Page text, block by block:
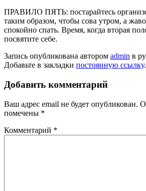
ПРАВИЛО ПЯТЬ: постарай­тесь
таким образом, чтобы сова утром, а
спокойно спать. Время, когда вторая
посвятите себе.
Запись опубликована автором admin в
Добавьте в закладки постоянную ссылку.
Добавить комментарий
Ваш адрес email не будет опубликован.
помечены *
Комментарий *